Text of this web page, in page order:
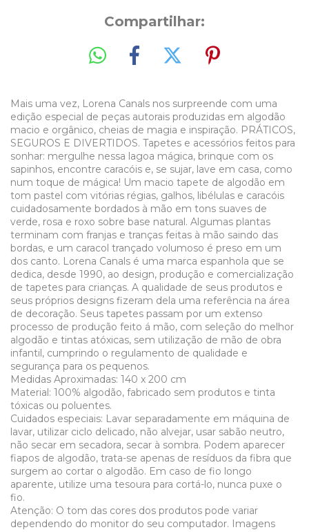
Compartilhar:
Mais uma vez, Lorena Canals nos surpreende com uma
edição especial de peças autorais produzidas em algodão
macio e orgânico, cheias de magia e inspiração. PRÁTICOS,
SEGUROS E DIVERTIDOS. Tapetes e acessórios feitos para
sonhar: mergulhe nessa lagoa mágica, brinque com os
sapinhos, encontre caracóis e, se sujar, lave em casa, como
num toque de mágica! Um macio tapete de algodão em
tom pastel com vitórias régias, galhos, libélulas e caracóis
cuidadosamente bordados à mão em tons suaves de
verde, rosa e roxo sobre base natural. Algumas plantas
terminam com franjas e tranças feitas à mão saindo das
bordas, e um caracol trançado volumoso é preso em um
dos canto. Lorena Canals é uma marca espanhola que se
dedica, desde 1990, ao design, produção e comercialização
de tapetes para crianças. A qualidade de seus produtos e
seus próprios designs fizeram dela uma referência na área
de decoração. Seus tapetes passam por um extenso
processo de produção feito á mão, com seleção do melhor
algodão e tintas atóxicas, sem utilização de mão de obra
infantil, cumprindo o regulamento de qualidade e
segurança para os pequenos.
Medidas Aproximadas: 140 x 200 cm
Material: 100% algodão, fabricado sem produtos e tinta
tóxicas ou poluentes.
Cuidados especiais: Lavar separadamente em máquina de
lavar, utilizar ciclo delicado, não alvejar, usar sabão neutro,
não secar em secadora, secar à sombra. Podem aparecer
fiapos de algodão, trata-se apenas de resíduos da fibra que
surgem ao cortar o algodão. Em caso de fio longo
aparente, utilize uma tesoura para cortá-lo, nunca puxe o
fio.
Atenção: O tom das cores dos produtos pode variar
dependendo do monitor do seu computador. Imagens